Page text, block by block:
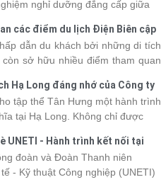
nghỉ dưỡng đẳng cấp giữa
và dịch vụ khác nhau, khiến nhiều
lựa chọn. Bài viết dưới đây sẽ
du thuyền Hạ Long mới nhất
bạn dễ dàng so sánh và tìm
với nhu cầu cũng như ngân
các điểm du lịch Điện Biên cập
dẫn du khách bởi những di tích
sở hữu nhiều điểm tham quan
phá vùng đất này, việc cập nhật
chủ động hơn trong lịch trình và
Travel tham khảo bảng giá vé
du lịch Điện Biênmới nhất năm
Hạ Long đáng nhớ của Công ty
tập thể Tân Hưng một hành trình
tại Hạ Long. Không chỉ được
gắn kết, sẻ chia và lưu giữ nhiều
Hãy cùng nhìn lại chuyến đi
những trải nghiệm khó quên.
UNETI - Hành trình kết nối tại
đoàn và Đoàn Thanh niên
- Kỹ thuật Công nghiệp (UNETI)